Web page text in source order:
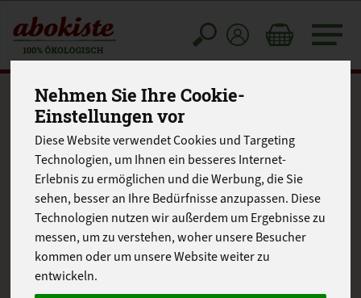
Nehmen Sie Ihre Cookie-
Einstellungen vor
Diese Website verwendet Cookies und Targeting
Technologien, um Ihnen ein besseres Internet-
Erlebnis zu ermöglichen und die Werbung, die Sie
sehen, besser an Ihre Bedürfnisse anzupassen. Diese
Technologien nutzen wir außerdem um Ergebnisse zu
messen, um zu verstehen, woher unsere Besucher
kommen oder um unsere Website weiter zu
entwickeln.
Toggle
cart